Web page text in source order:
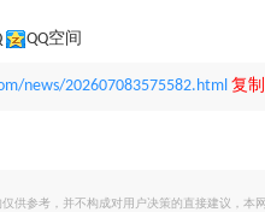
QQ空间
news/202607083575582.html 复
供参考，并不构成对用户决策的直接建议，